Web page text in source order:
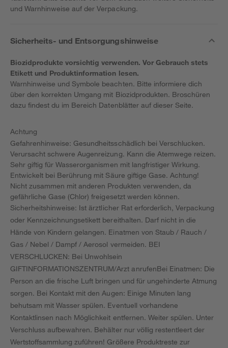
und Warnhinweise auf der Verpackung.
Sicherheits- und Entsorgungshinweise
Biozidprodukte vorsichtig verwenden. Vor Gebrauch stets
Etikett und Produktinformation lesen.
Warnhinweise und Symbole beachten. Bitte informiere dich
über den korrekten Umgang mit Biozidprodukten. Broschüren
dazu findest du im Bereich Datenblätter auf dieser Seite.
Achtung
Gefahrenhinweise: Gesundheitsschädlich bei Verschlucken.
Verursacht schwere Augenreizung. Kann die Atemwege reizen.
Sehr giftig für Wasserorganismen mit langfristiger Wirkung.
Entwickelt bei Berührung mit Säure giftige Gase. Achtung!
Nicht zusammen mit anderen Produkten verwenden, da
gefährliche Gase (Chlor) freigesetzt werden können.
Sicherheitshinweise: Ist ärztlicher Rat erforderlich, Verpackung
oder Kennzeichnungsetikett bereithalten. Darf nicht in die
Hände von Kindern gelangen. Einatmen von Staub / Rauch /
Gas / Nebel / Dampf / Aerosol vermeiden. BEI
VERSCHLUCKEN: Bei Unwohlsein
GIFTINFORMATIONSZENTRUM/Arzt anrufenBei Einatmen: Die
Person an die frische Luft bringen und für ungehinderte Atmung
sorgen. Bei Kontakt mit den Augen: Einige Minuten lang
behutsam mit Wasser spülen. Eventuell vorhandene
Kontaktlinsen nach Möglichkeit entfernen. Weiter spülen. Unter
Verschluss aufbewahren. Behälter nur völlig restentleert der
Wertstoffsammlung zuführen! Größere Produktreste zur